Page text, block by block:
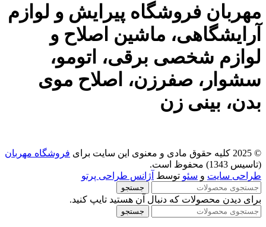
مهربان فروشگاه پیرایش و لوازم
آرایشگاهی، ماشین اصلاح و
لوازم شخصی برقی، اتومو،
سشوار، صفرزن، اصلاح موی
بدن، بینی زن
© 2025 کلیه حقوق مادی و معنوی این سایت برای
فروشگاه مهربان
(تاسیس 1343) محفوظ است.
طراحی سایت و سئو توسط آژانس طراحی پرتو
جستجو
برای دیدن محصولات که دنبال آن هستید تایپ کنید.
جستجو